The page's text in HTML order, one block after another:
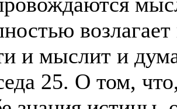
и мыслит и
25. О том,